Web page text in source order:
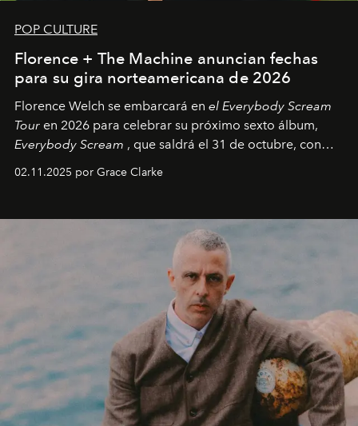
POP CULTURE
Florence + The Machine anuncian fechas
para su gira norteamericana de 2026
Florence Welch se embarcará en el Everybody Scream
Tour en 2026 para celebrar su próximo sexto álbum,
Everybody Scream , que saldrá el 31 de octubre, con
fechas en Norteamérica a partir de abril del próximo
02.11.2025 por Grace Clarke